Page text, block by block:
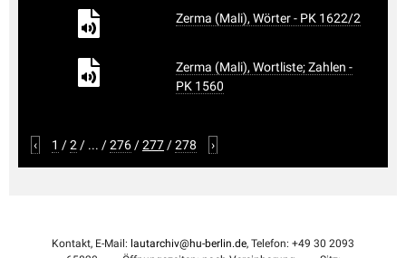
Zerma (Mali), Wörter - PK 1622/2
Zerma (Mali), Wortliste; Zahlen -
PK 1560
‹ 1 /2 / ... /276 /277 /278 ›
Kontakt, E-Mail: lautarchiv@hu-berlin.de, Telefon: +49 30 2093